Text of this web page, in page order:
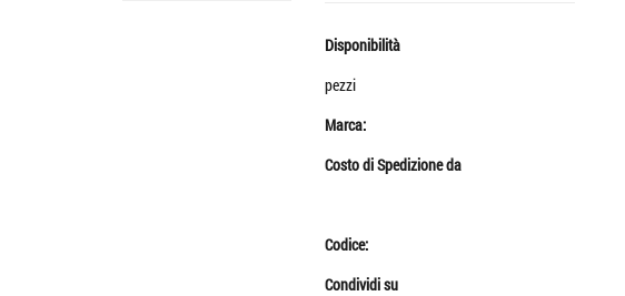
Disponibilità
pezzi
Marca:
Costo di Spedizione da
Codice:
Condividi su